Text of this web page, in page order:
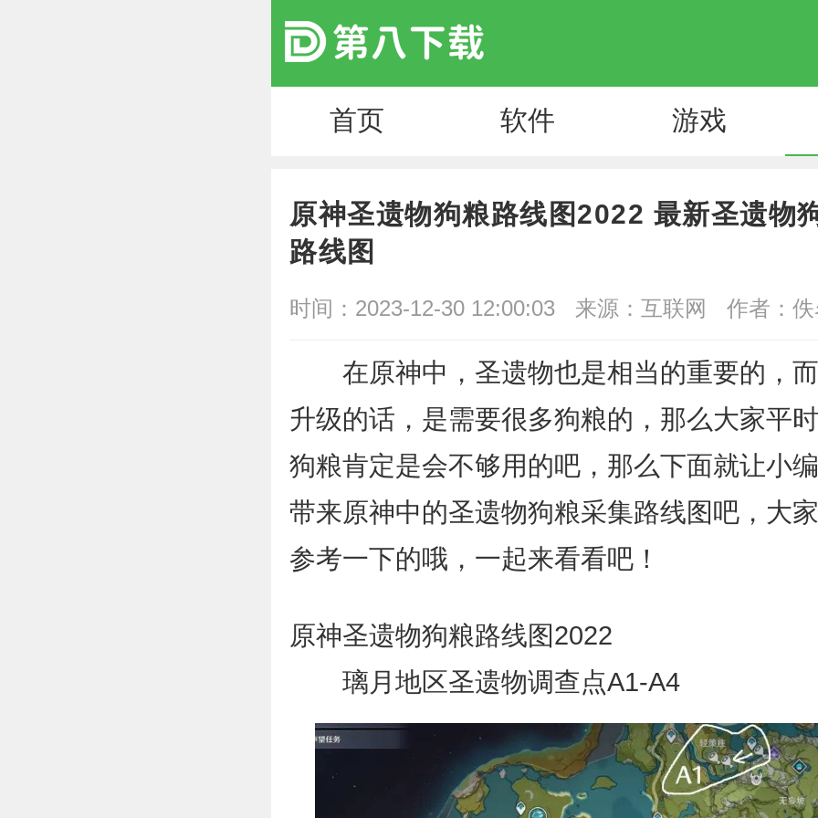
首页 软件 游戏
原神圣遗物狗粮路线图2022 最新圣遗物
路线图
时间：2023-12-30 12:00:03 来源：互联网 作者：
在原神中，圣遗物也是相当的重要的，
升级的话，是需要很多狗粮的，那么大家平
狗粮肯定是会不够用的吧，那么下面就让小
带来原神中的圣遗物狗粮采集路线图吧，大
参考一下的哦，一起来看看吧！
原神圣遗物狗粮路线图2022
璃月地区圣遗物调查点A1-A4